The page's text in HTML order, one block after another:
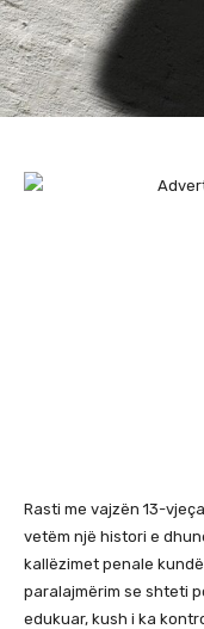
Rasti me vajzën 13-
vetëm një histori e
kallëzimet penale
paralajmërim se shteti
edukuar, kush i ka